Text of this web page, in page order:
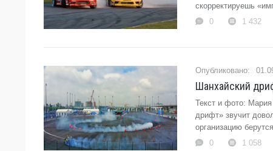
скорректируешь
0
1 432
Шанхайский
Текст и фото:
дрифт» звучит
организацию
0
1 058